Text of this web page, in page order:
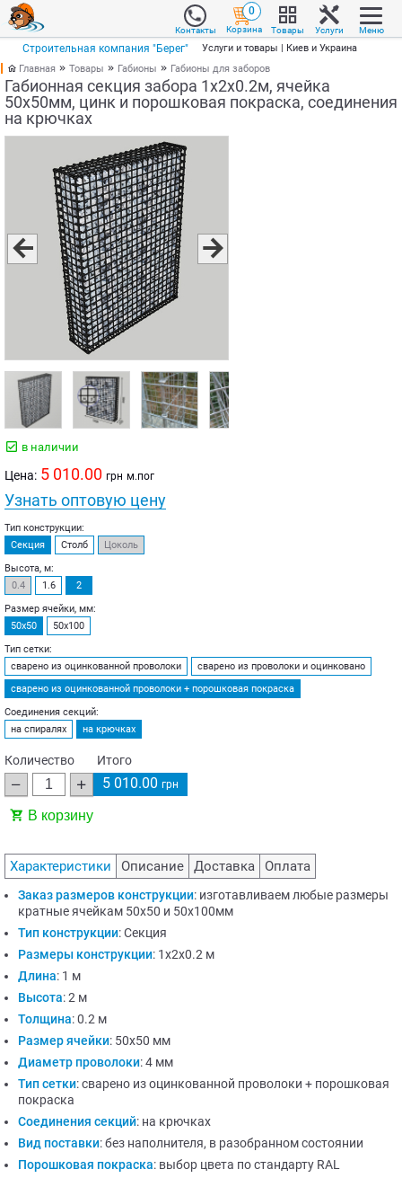
Строительная компания "Берег" Услуги и товары | Киев и Украина
Контакты
0
Корзина Товары Услуги Меню
Главная Товары Габионы Габионы для заборов
Габионная секция забора 1х2х0.2м, ячейка
50х50мм, цинк и порошковая покраска, соединения
на крючках
в наличии
Цена: 5 010.00 грн м.пог
Узнать оптовую цену
Тип конструкции:
Секция
Столб
Цоколь
Высота, м:
0.4
1.6
2
Размер ячейки, мм:
50х50
50х100
Тип сетки:
сварено из оцинкованной проволоки
сварено из проволоки и оцинковано
сварено из оцинкованной проволоки + порошковая покраска
Соединения секций:
на спиралях
на крючках
Количество Итого
5 010.00 грн
В корзину
Характеристики Описание Доставка Оплата
Заказ размеров конструкции: изготавливаем любые размеры
кратные ячейкам 50х50 и 50х100мм
Тип конструкции:Секция
Размеры конструкции: 1х2х0.2 м
Длина: 1 м
Высота:2 м
Толщина:0.2 м
Размер ячейки: 50х50 мм
Диаметр проволоки:4 мм
Тип сетки:сварено из оцинкованной проволоки + порошковая
покраска
Соединения секций: на крючках
Вид поставки:без наполнителя, в разобранном состоянии
Порошковая покраска: выбор цвета по стандарту RAL